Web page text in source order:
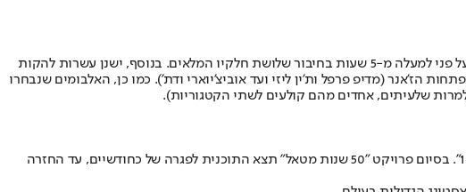
*יש לציין שישנן עשרות להקות מטאל חשובות ומשפיעות נוספות שלא הובאו כאן בכתבה אך כן נכנסו לסיכום האודיו בפודקאסט שנפרס על פני למעלה מ-5 שעות בחיבור שלושת חלקיו המלאים. בנוסף, ישנן עשרות להקות
מדובר ב-50 שנים...), להן גם השפעה מאוד גדולה על התפתחות הז'אנר (מדיפ פרפל ות'ין ליזי ועד אוביצ'יוארי ודת'). כמו כן, האלבומים שנבחרו
שלעיתים, אחדים מהם קולעים לשתי הקטגוריות).
תוכנית הרדיו והפודקאסט "מת על מטאל" משודרת מזה 14 שנים, כיום גם בשתי תחנות הרדיו: "רדיו הקצה" ו-"הרדיו הבינתחומי 106.2FM". בסיום פרויקט "50 שנות מטאל" תצא התוכנית לפגרה של כחודשיים, עד החזרה